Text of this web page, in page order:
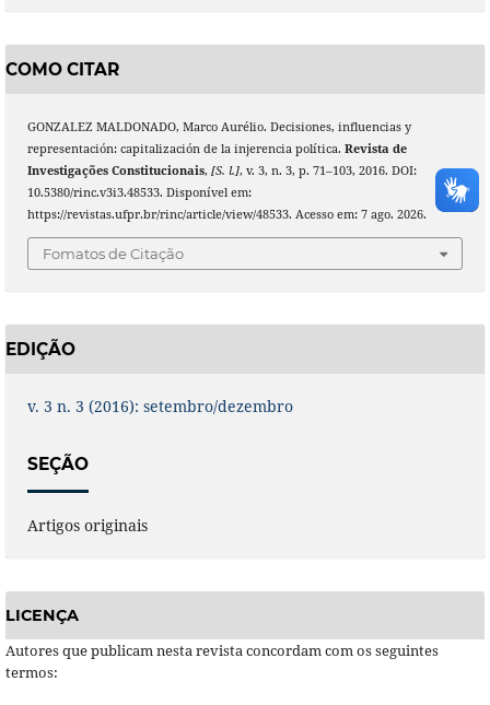
COMO CITAR
GONZALEZ MALDONADO, Marco Aurélio. Decisiones, influencias y
representación: capitalización de la injerencia política. Revista de
Investigações Constitucionais, [S. l.], v. 3, n. 3, p. 71–103, 2016. DOI:
10.5380/rinc.v3i3.48533. Disponível em:
https://revistas.ufpr.br/rinc/article/view/48533. Acesso em: 7 ago. 2026.
Fomatos de Citação
EDIÇÃO
v. 3 n. 3 (2016): setembro/dezembro
SEÇÃO
Artigos originais
LICENÇA
Autores que publicam nesta revista concordam com os seguintes
termos: